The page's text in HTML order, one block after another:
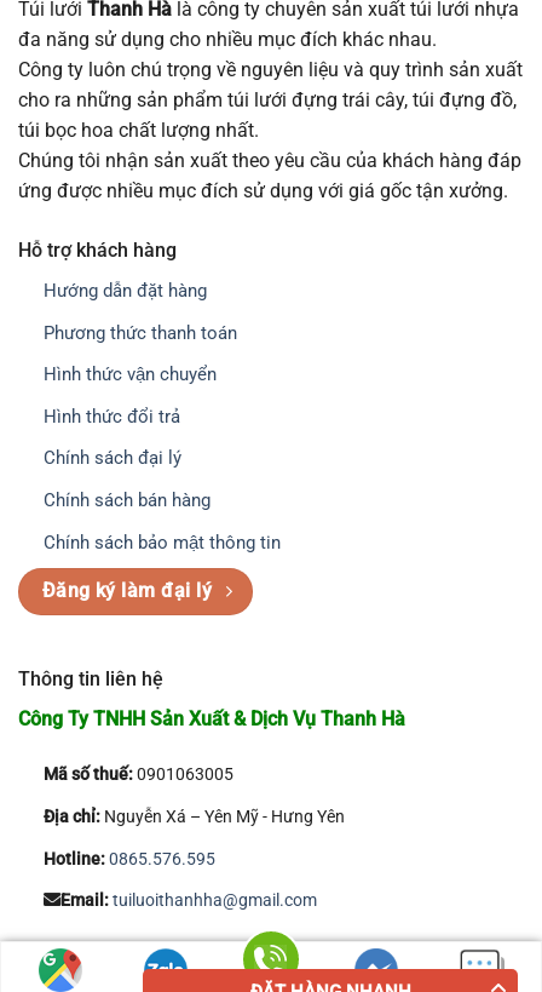
Túi lưới Thanh Hà là công ty chuyên sản xuất túi lưới nhựa
đa năng sử dụng cho nhiều mục đích khác nhau.
Công ty luôn chú trọng về nguyên liệu và quy trình sản xuất
cho ra những sản phẩm túi lưới đựng trái cây, túi đựng đồ,
túi bọc hoa chất lượng nhất.
Chúng tôi nhận sản xuất theo yêu cầu của khách hàng đáp
ứng được nhiều mục đích sử dụng với giá gốc tận xưởng.
Hỗ trợ khách hàng
Hướng dẫn đặt hàng
Phương thức thanh toán
Hình thức vận chuyển
Hình thức đổi trả
Chính sách đại lý
Chính sách bán hàng
Chính sách bảo mật thông tin
Đăng ký làm đại lý
Thông tin liên hệ
Công Ty TNHH Sản Xuất & Dịch Vụ Thanh Hà
Mã số thuế:0901063005
Địa chỉ:Nguyễn Xá – Yên Mỹ - Hưng Yên
Hotline:0865.576.595
Email:tuiluoithanhha@gmail.com
Copyright 2026 © Công Ty TNHH Sản Xuất & Dịch Vụ Thanh Hà